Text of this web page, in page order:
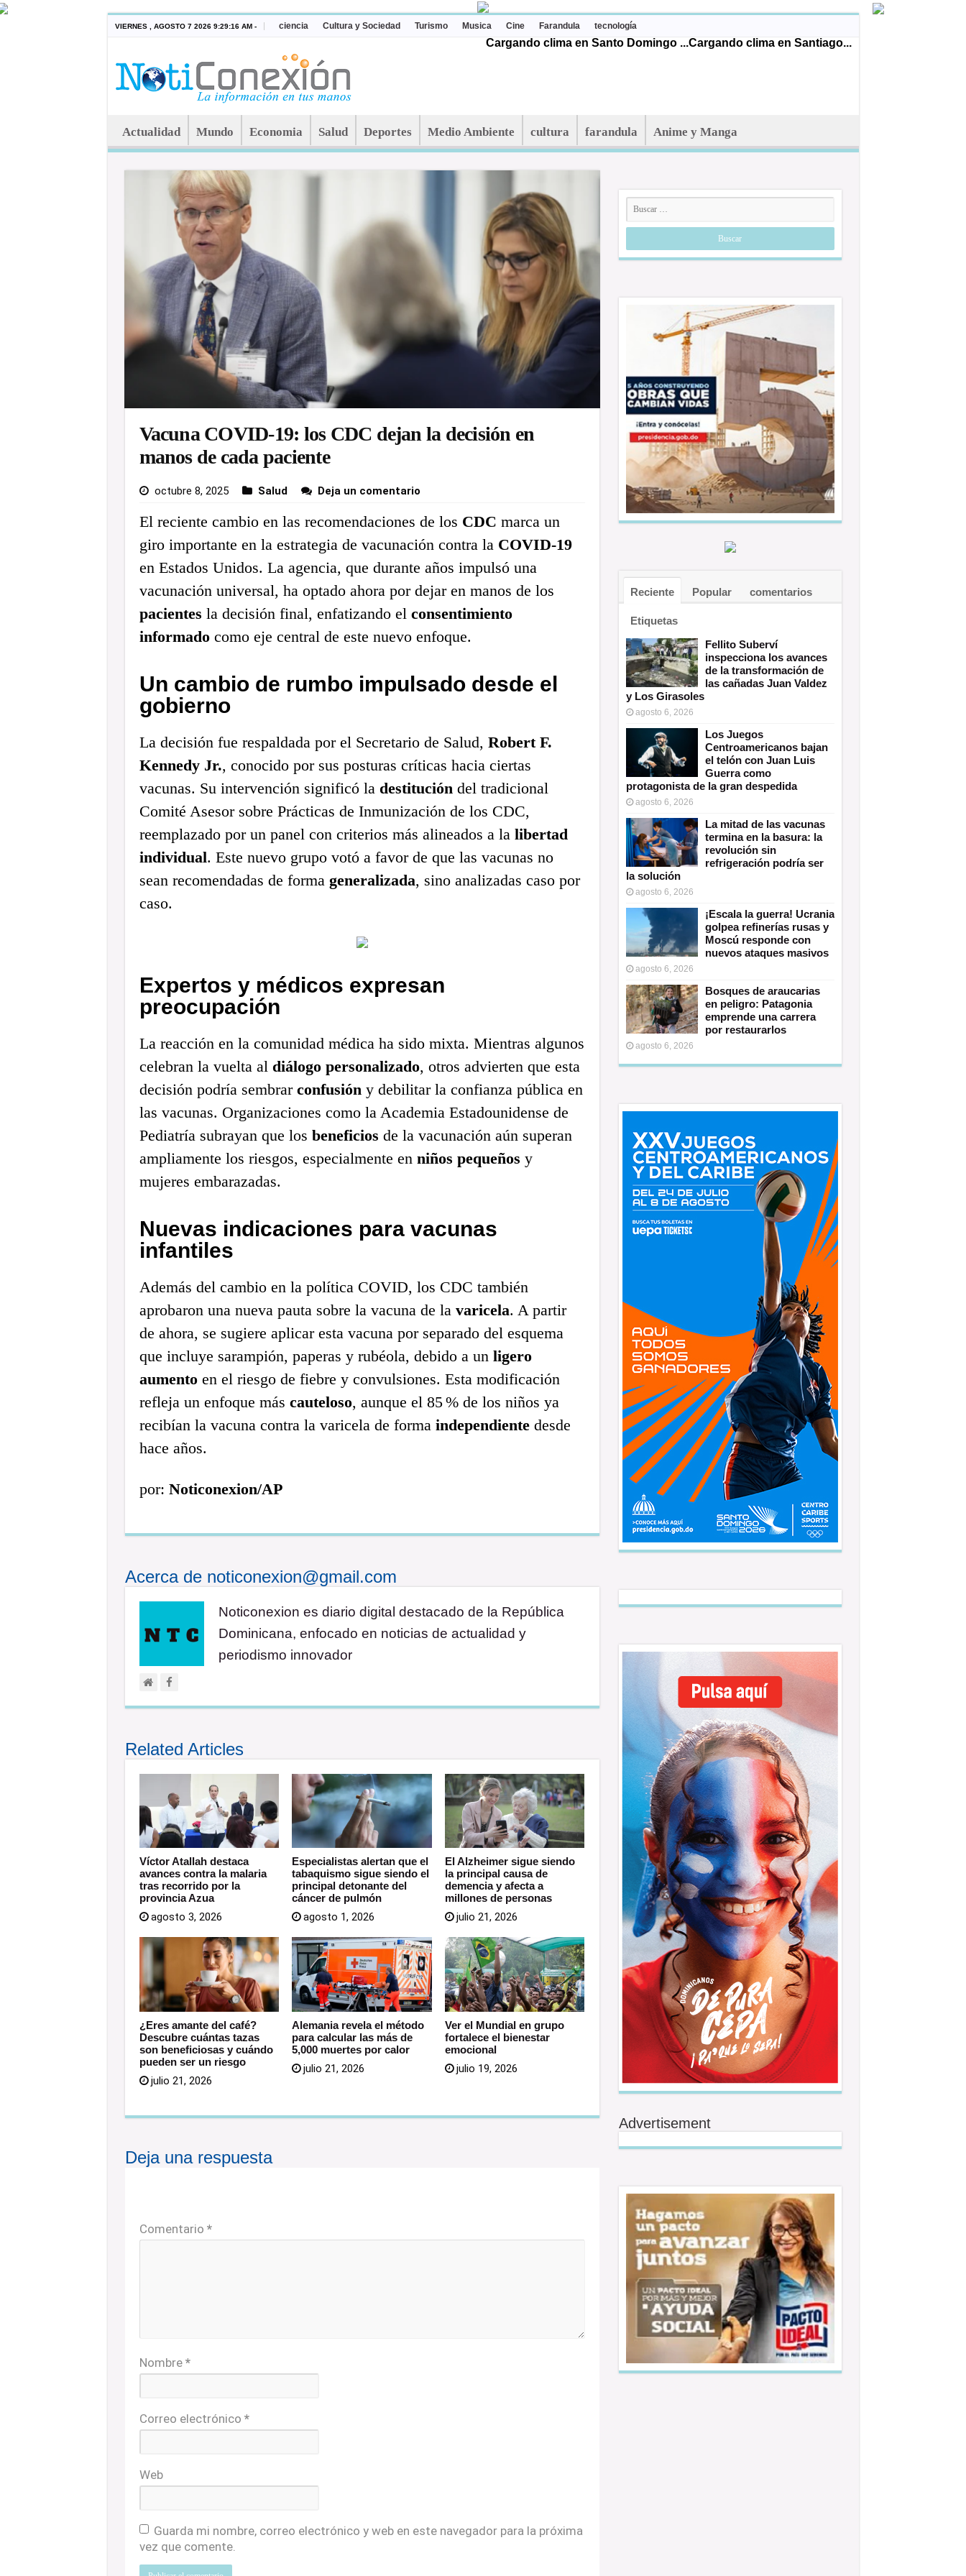
VIERNES , AGOSTO 7 2026 9:29:16 AM - ciencia Cultura y Sociedad Turismo Musica Cine Farandula tecnología
Cargando clima en Santo Domingo ...Cargando clima en Santiago...
Actualidad Mundo Economia Salud Deportes Medio Ambiente cultura farandula Anime y Manga
Vacuna COVID-19: los CDC dejan la decisión en
manos de cada paciente
octubre 8, 2025 Salud Deja un comentario
El reciente cambio en las recomendaciones de los CDC marca un
giro importante en la estrategia de vacunación contra la COVID-19
en Estados Unidos. La agencia, que durante años impulsó una
vacunación universal, ha optado ahora por dejar en manos de los
pacientes la decisión final, enfatizando el consentimiento
informadocomo eje central de este nuevo enfoque.
Un cambio de rumbo impulsado desde el
gobierno
La decisión fue respaldada por el Secretario de Salud, Robert F.
Kennedy Jr., conocido por sus posturas críticas hacia ciertas
vacunas. Su intervención significó la destitucióndel tradicional
Comité Asesor sobre Prácticas de Inmunización de los CDC,
reemplazado por un panel con criterios más alineados a la libertad
individual. Este nuevo grupo votó a favor de que las vacunas no
sean recomendadas de forma generalizada, sino analizadas caso por
caso.
Expertos y médicos expresan
preocupación
La reacción en la comunidad médica ha sido mixta. Mientras algunos
celebran la vuelta al diálogo personalizado, otros advierten que esta
decisión podría sembrar confusióny debilitar la confianza pública en
las vacunas. Organizaciones como la Academia Estadounidense de
Pediatría subrayan que los beneficios de la vacunación aún superan
ampliamente los riesgos, especialmente en niños pequeños y
mujeres embarazadas.
Nuevas indicaciones para vacunas
infantiles
Además del cambio en la política COVID, los CDC también
aprobaron una nueva pauta sobre la vacuna de la varicela. A partir
de ahora, se sugiere aplicar esta vacuna por separado del esquema
que incluye sarampión, paperas y rubéola, debido a un ligero
aumentoen el riesgo de fiebre y convulsiones. Esta modificación
refleja un enfoque más cauteloso, aunque el 85 % de los niños ya
recibían la vacuna contra la varicela de forma independientedesde
hace años.
por: Noticonexion/AP
Acerca de noticonexion@gmail.com
Noticonexion es diario digital destacado de la República
Dominicana, enfocado en noticias de actualidad y
periodismo innovador
Related Articles
Víctor Atallah destaca
avances contra la malaria
tras recorrido por la
provincia Azua
agosto 3, 2026
Especialistas alertan que el
tabaquismo sigue siendo el
principal detonante del
cáncer de pulmón
agosto 1, 2026
El Alzheimer sigue siendo
la principal causa de
demencia y afecta a
millones de personas
julio 21, 2026
¿Eres amante del café?
Descubre cuántas tazas
son beneficiosas y cuándo
pueden ser un riesgo
julio 21, 2026
Alemania revela el método
para calcular las más de
5,000 muertes por calor
julio 21, 2026
Ver el Mundial en grupo
fortalece el bienestar
emocional
julio 19, 2026
Deja una respuesta
Comentario *
Nombre *
Correo electrónico *
Web
Guarda mi nombre, correo electrónico y web en este navegador para la próxima
vez que comente.
Reciente Popular comentarios
Etiquetas
Fellito Suberví
inspecciona los avances
de la transformación de
las cañadas Juan Valdez
y Los Girasoles
agosto 6, 2026
Los Juegos
Centroamericanos bajan
el telón con Juan Luis
Guerra como
protagonista de la gran despedida
agosto 6, 2026
La mitad de las vacunas
termina en la basura: la
revolución sin
refrigeración podría ser
la solución
agosto 6, 2026
¡Escala la guerra! Ucrania
golpea refinerías rusas y
Moscú responde con
nuevos ataques masivos
agosto 6, 2026
Bosques de araucarias
en peligro: Patagonia
emprende una carrera
por restaurarlos
agosto 6, 2026
Advertisement